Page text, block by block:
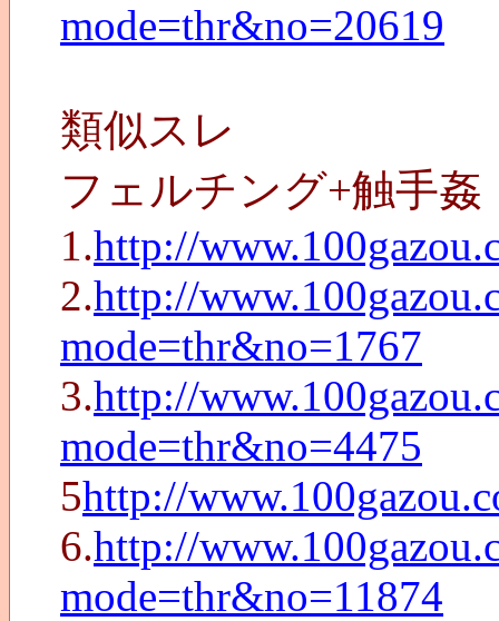
mode=thr&no=20619
類似スレ
フェルチング+触手姦
1.http://
2.http://
mode=thr&no=1767
3.http://
mode=thr&no=4475
5http://
6.http://
mode=thr&no=11874